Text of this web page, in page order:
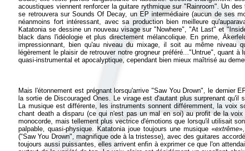
acoustiques viennent renforcer la guitare rythmique sur "Rainroom". Un
se retrouvera surSounds Of Decay, un EP intermédiaire (aucun de ses
néanmoins fort intéressant, avec sa production bien meilleure
Katatonia se dessine un nouveau visage sur "Nowhere", "At Last" et
black dans l'idéologie et plus directement mélancolique. En prime,
impressionnant, bien qu'au niveau du mixage, il soit au même niveau
légèrement le plaisir de retrouver notre grogneur préféré..."Untrue", quant
Mais l'étonnement est prégnant lorsqu'arrive "Saw You Drown", le dernier
la sortie de Discouraged Ones. Le virage est d'autant plus surprenant qu'il
La musique est différente, les instruments sonnent différemment, la voix
chant death a disparu (ce qui n'est pas un mal en soi) au profit de la
monocorde, mais tellement plus vectrice d'émotions que lorsqu'il utilisait
palpable, quasi-physique. Katatonia joue toujours une musique «extrême
("Saw You Drown", magnifique ode à la tristesse), avec des guitares
toujours aussi puissantes, elles arrivent enfin à exprimer ce que l'on